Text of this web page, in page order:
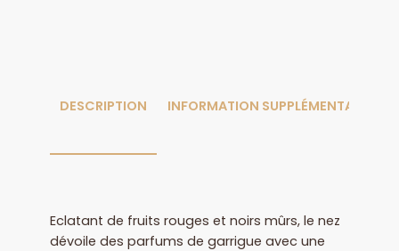
DESCRIPTION INFORMATION SUPPLÉMENTAIRE
Eclatant de fruits rouges et noirs mûrs, le nez
dévoile des parfums de garrigue avec une